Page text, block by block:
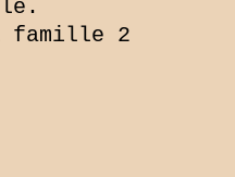
famille 2